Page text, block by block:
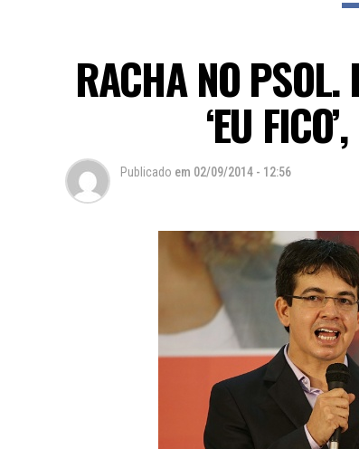
RACHA NO
‘EU
Publicado em 02/09/2014 - 12:56